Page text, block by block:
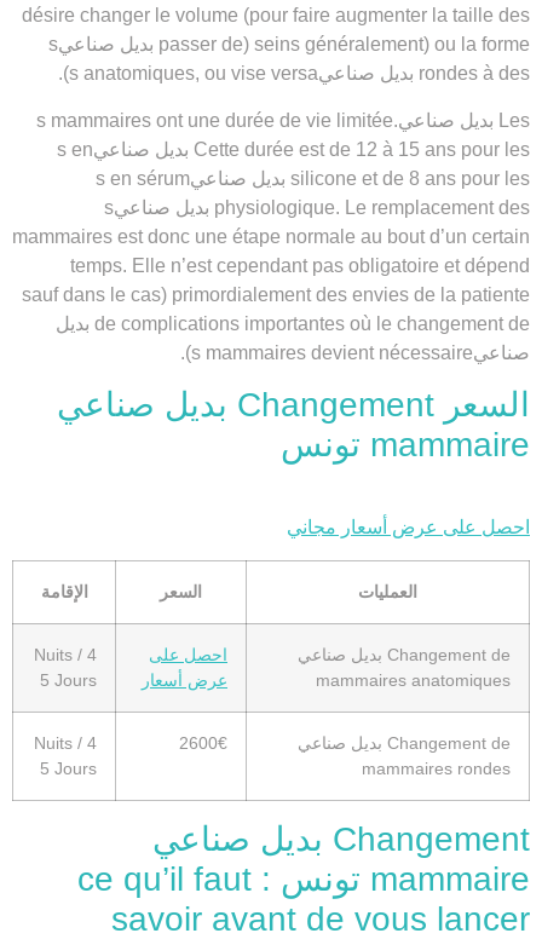
désire changer le volume (pour faire augmenter la taille des
seins généralement) ou la forme (passer de
بديل صناعيs
rondes à des بديل صناعيs anatomiques, ou vise versa).
Les بديل صناعيs mammaires ont une durée de vie limitée.
Cette durée est de 12 à 15 ans pour les
بديل صناعيs en
silicone et de 8 ans pour les
بديل صناعيs en sérum
physiologique. Le
remplacement des بديل صناعيs
mammaires est donc une étape normale au bout d’un certain
temps. Elle n’est cependant pas obligatoire et dépend
primordialement des envies de la patiente (sauf dans le cas
de complications importantes où le changement de بديل
صناعيs mammairesdevient nécessaire).
السعر Changement بديل صناعي
mammaire تونس
احصل على عرض أسعار مجاني
العمليات السعر الإقامة
Changement de بديل صناعي
mammaires anatomiques
احصل على
عرض أسعار
4 Nuits /
5 Jours
Changement de بديل صناعي
mammaires rondes
2600€
4 Nuits /
5 Jours
Changement بديل صناعي
mammaire تونس : ce qu’il faut
savoir avant de vous lancer